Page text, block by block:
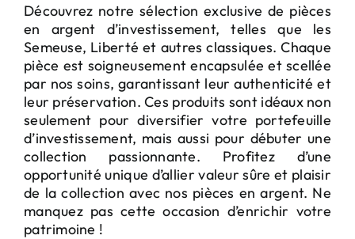
Découvrez notre sélection exclusive de pièces
en argent d’investissement, telles que les
Semeuse, Liberté et autres classiques. Chaque
pièce est soigneusement encapsulée et scellée
par nos soins, garantissant leur authenticité et
leur préservation. Ces produits sont idéaux non
seulement pour diversifier votre portefeuille
d’investissement, mais aussi pour débuter une
collection passionnante. Profitez d’une
opportunité unique d’allier valeur sûre et plaisir
de la collection avec nos pièces en argent. Ne
manquez pas cette occasion d’enrichir votre
patrimoine !